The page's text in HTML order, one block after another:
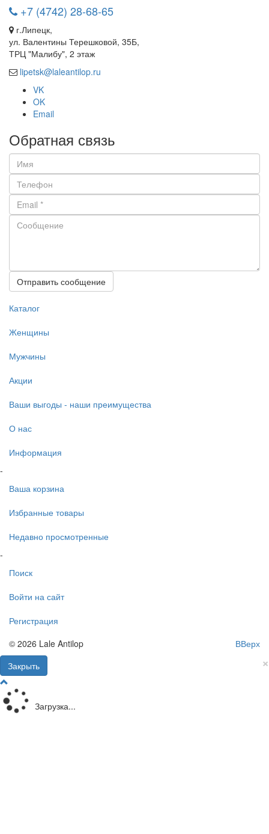
+7 (4742) 28-68-65
г.Липецк,
ул. Валентины Терешковой, 35Б,
ТРЦ "Малибу", 2 этаж
lipetsk@laleantilop.ru
VK
OK
Email
Обратная связь
Отправить сообщение
Каталог
Женщины
Мужчины
Акции
Ваши выгоды - наши преимущества
О нас
Информация
-
Ваша корзина
Избранные товары
Недавно просмотренные
-
Поиск
Войти на сайт
Регистрация
ВВерх
© 2026 Lale Antilop
×
Закрыть
Загрузка...